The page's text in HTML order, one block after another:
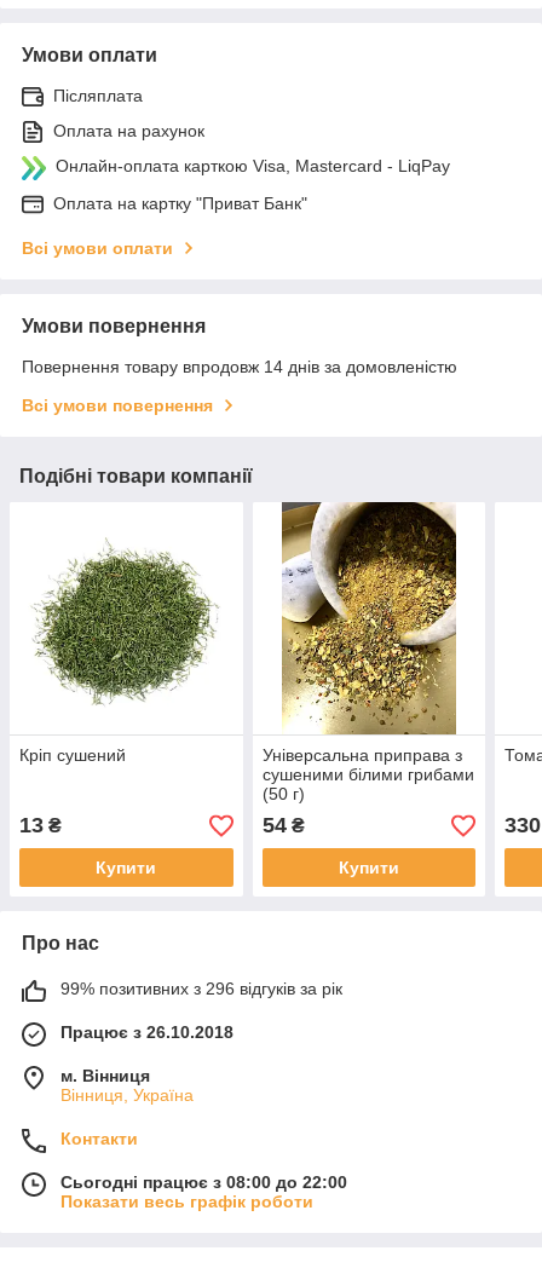
Умови оплати
Післяплата
Оплата на рахунок
Онлайн-оплата карткою Visa, Mastercard - LiqPay
Оплата на картку "Приват Банк"
Всі умови оплати
Умови повернення
Повернення товару впродовж 14 днів за домовленістю
Всі умови повернення
Подібні товари компанії
Кріп сушений
13 ₴
Купити
Універсальна приправа з
сушеними білими грибами
(50 г)
54₴
Купити
330
Про нас
99% позитивних з 296 відгуків за рік
Працює з 26.10.2018
м. Вінниця
Вінниця, Україна
Контакти
Сьогодні працює з 08:00 до 22:00
Показати весь графік роботи